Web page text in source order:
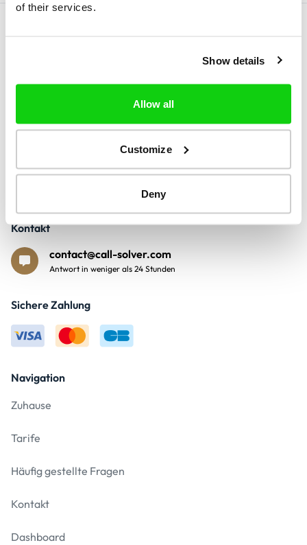
of their services.
Show details
Allow all
Customize
Deny
Finden
Navigation
Zuhause
Tarife
Häufig gestellte Fragen
Kontakt
Dashboard
Kontakt
contact@call-solver.com
Antwort in weniger als 24 Stunden
Sichere Zahlung